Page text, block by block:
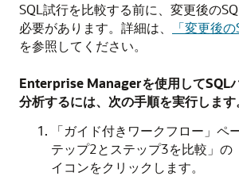
SQL試行を比較する前に、変更後の
必要があります。詳細は、
「変更後
を参照してください。
Enterprise Managerを使用してSQL
分析するには、次の手順を実行します
「ガイド付きワークフロー」ペ
テップ2とステップ3を比較」の
イコンをクリックします。